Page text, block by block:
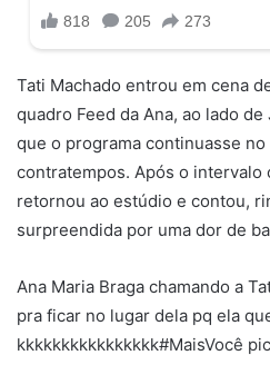
Tati Machado entrou em cena
quadro Feed da Ana, ao lado
que o programa continuasse
contratempos. Após o intervalo
retornou ao estúdio e contou,
surpreendida por uma dor de
Ana Maria Braga chamando a
pra ficar no lugar dela pq ela
kkkkkkkkkkkkkkkk#MaisVocê